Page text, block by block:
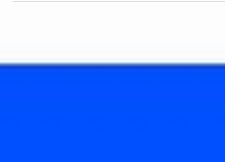
asociaciones de defensa de los derechos de los